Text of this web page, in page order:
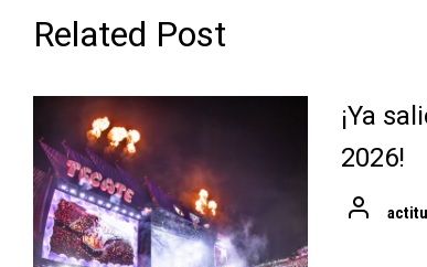
Related Post
¡Ya
2026!